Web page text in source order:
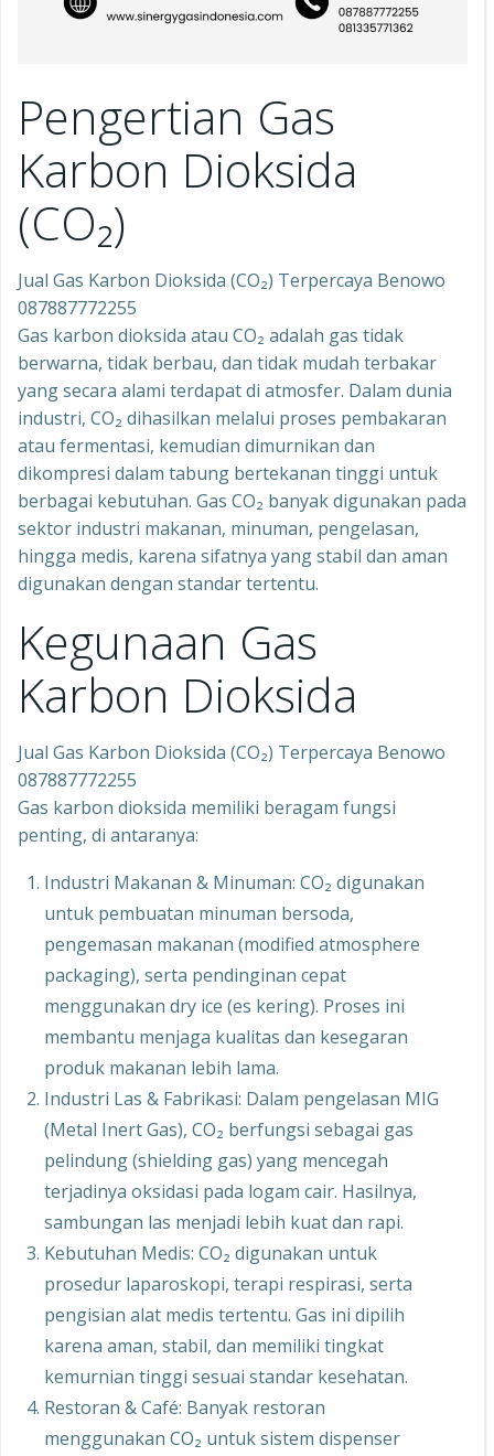
Pengertian Gas
Karbon Dioksida
(CO₂)
Jual Gas Karbon Dioksida (CO₂) Terpercaya Benowo
087887772255
Gas karbon dioksida atau CO₂ adalah gas tidak
berwarna, tidak berbau, dan tidak mudah terbakar
yang secara alami terdapat di atmosfer. Dalam dunia
industri, CO₂ dihasilkan melalui proses pembakaran
atau fermentasi, kemudian dimurnikan dan
dikompresi dalam tabung bertekanan tinggi untuk
berbagai kebutuhan. Gas CO₂ banyak digunakan pada
sektor industri makanan, minuman, pengelasan,
hingga medis, karena sifatnya yang stabil dan aman
digunakan dengan standar tertentu.
Kegunaan Gas
Karbon Dioksida
Jual Gas Karbon Dioksida (CO₂) Terpercaya Benowo
087887772255
Gas karbon dioksida memiliki beragam fungsi
penting, di antaranya:
Industri Makanan & Minuman: CO₂ digunakan
untuk pembuatan minuman bersoda,
pengemasan makanan (modified atmosphere
packaging), serta pendinginan cepat
menggunakan dry ice (es kering). Proses ini
membantu menjaga kualitas dan kesegaran
produk makanan lebih lama.
Industri Las & Fabrikasi: Dalam pengelasan MIG
(Metal Inert Gas), CO₂ berfungsi sebagai gas
pelindung (shielding gas) yang mencegah
terjadinya oksidasi pada logam cair. Hasilnya,
sambungan las menjadi lebih kuat dan rapi.
Kebutuhan Medis: CO₂ digunakan untuk
prosedur laparoskopi, terapi respirasi, serta
pengisian alat medis tertentu. Gas ini dipilih
karena aman, stabil, dan memiliki tingkat
kemurnian tinggi sesuai standar kesehatan.
Restoran & Café: Banyak restoran
menggunakan CO₂ untuk sistem dispenser